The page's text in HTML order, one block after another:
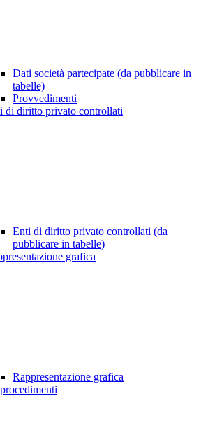
Dati società partecipate (da pubblicare in
tabelle)
Provvedimenti
di diritto privato controllati
Enti di diritto privato controllati (da
pubblicare in tabelle)
grafica
Rappresentazione grafica